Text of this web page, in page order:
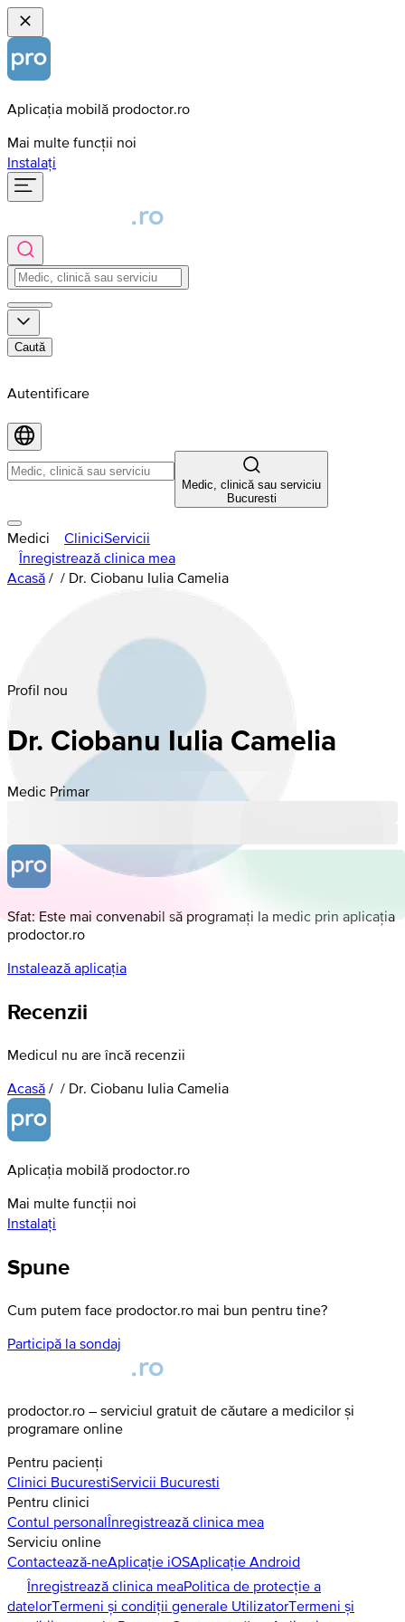
Aplicația mobilă prodoctor.ro
Mai multe funcții noi
Instalați
Caută
Autentificare
Medic, clinică sau serviciu
Bucuresti
Medici CliniciServicii
Înregistrează clinica mea
Acasă / / Dr. Ciobanu Iulia Camelia
Profil nou
Dr. Ciobanu Iulia Camelia
Medic Primar
Sfat: Este mai convenabil să programați la medic prin aplicația
prodoctor.ro
Instalează aplicația
Recenzii
Medicul nu are încă recenzii
Acasă / / Dr. Ciobanu Iulia Camelia
Aplicația mobilă prodoctor.ro
Mai multe funcții noi
Instalați
Spune
Cum putem face prodoctor.ro mai bun pentru tine?
Participă la sondaj
prodoctor.ro – serviciul gratuit de căutare a medicilor și
programare online
Pentru pacienți
Clinici BucurestiServicii Bucuresti
Pentru clinici
Contul personalÎnregistrează clinica mea
Serviciu online
Contactează-neAplicație iOSAplicație Android
Înregistrează clinica meaPolitica de protecție a
datelorTermeni și condiții generale UtilizatorTermeni și